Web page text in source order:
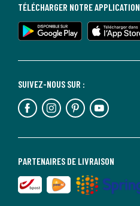
PARTENAIRES DE LIVRAISON
SUIVEZ-NOUS SUR :
TÉLÉCHARGER NOTRE APPLICATION